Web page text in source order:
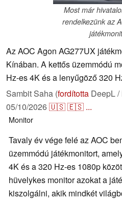
Most már
rendelkezünk az
Az AOC Agon AG277UX
Kínában. A kettős üzemmódú
Hz-es 4K és a lenyűgöző 320
Sambit Saha (fordította DeepL
05/10/2026🇺🇸🇪🇸 ...
Monitor
Tavaly év vége felé az AOC
üzemmódú játékmonitort,
4K és a 320 Hz-es 1080p
hüvelykes monitor azokat a
kiszolgálni, akik mindkét